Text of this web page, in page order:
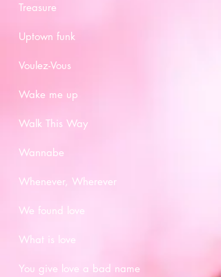
Treasure
Uptown funk
Voulez-Vous
Wake me up
Walk This Way
Wannabe
Whenever, Wherever
We found love
What is love
You give love a bad name